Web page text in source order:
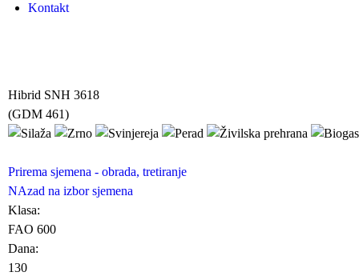
Kontakt
Hibrid SNH 3618
(GDM 461)
Prirema sjemena - obrada, tretiranje
NAzad na izbor sjemena
Klasa:
FAO 600
Dana:
130